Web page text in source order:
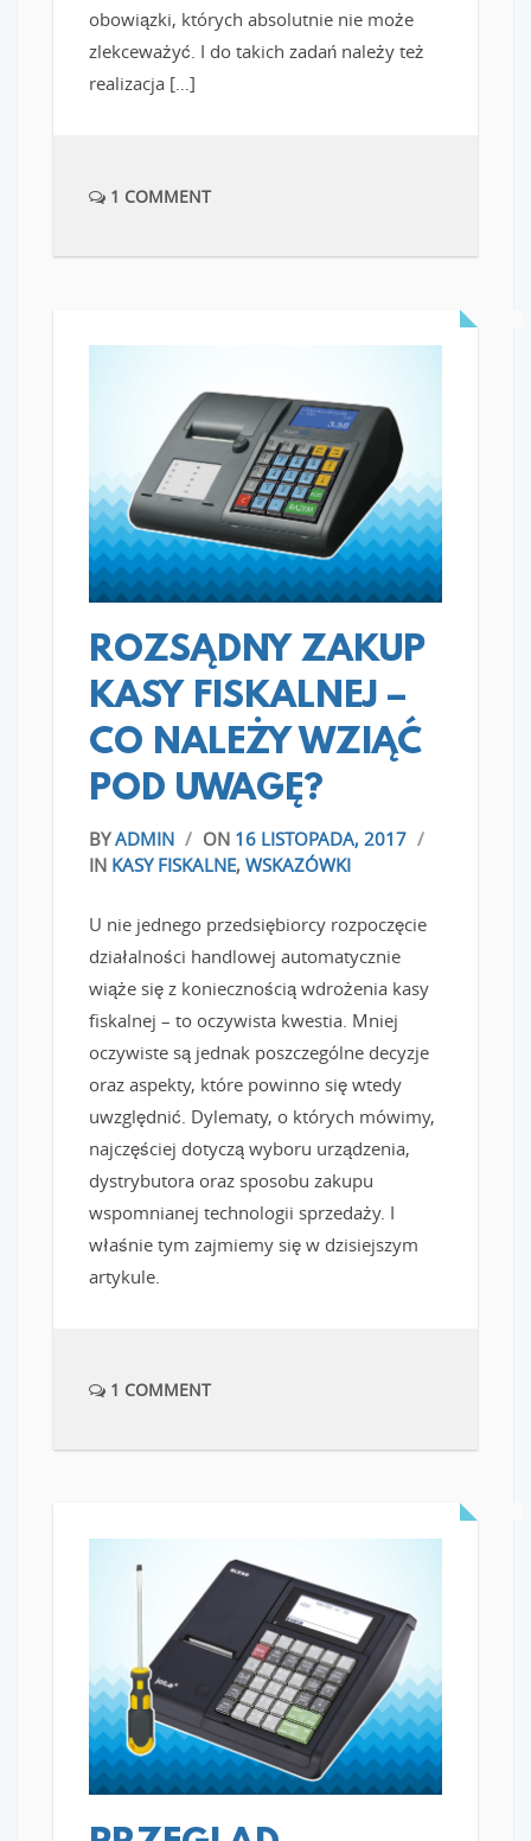
obowiązki, których absolutnie nie może
zlekceważyć. I do takich zadań należy też
realizacja […]
1 COMMENT
READ MORE
ROZSĄDNY ZAKUP
KASY FISKALNEJ –
CO NALEŻY WZIĄĆ
POD UWAGĘ?
BYADMIN / ON 16 LISTOPADA, 2017 /
IN KASY FISKALNE, WSKAZÓWKI
U nie jednego przedsiębiorcy rozpoczęcie
działalności handlowej automatycznie
wiąże się z koniecznością wdrożenia kasy
fiskalnej – to oczywista kwestia. Mniej
oczywiste są jednak poszczególne decyzje
oraz aspekty, które powinno się wtedy
uwzględnić. Dylematy, o których mówimy,
najczęściej dotyczą wyboru urządzenia,
dystrybutora oraz sposobu zakupu
wspomnianej technologii sprzedaży. I
właśnie tym zajmiemy się w dzisiejszym
artykule.
1 COMMENT
READ MORE